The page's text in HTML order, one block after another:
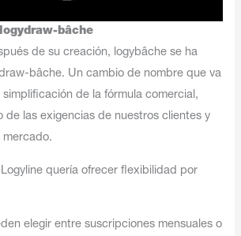
bâche
de su creación, logybâche se ha
bâche. Un cambio de nombre que va
de la fórmula comercial,
de las exigencias de nuestros clientes y
mercado.
quería ofrecer flexibilidad por
elegir entre suscripciones mensuales o